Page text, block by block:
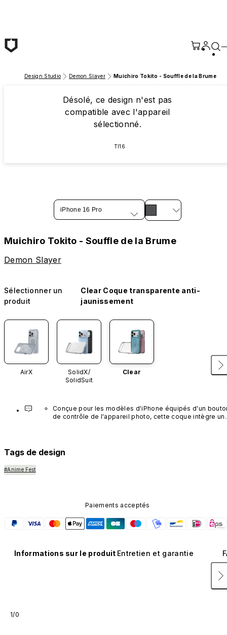
Design Studio Demon Slayer Muichiro Tokito - Souffle de la Brume
Désolé, ce design n'est pas
compatible avec l'appareil
sélectionné.
TI16
iPhone 16 Pro
Muichiro Tokito - Souffle de la Brume
Demon Slayer
Sélectionner un
produit
Clear Coque transparente anti-
jaunissement
AirX
SolidX/
SolidSuit
Clear
Conçue pour les modèles d'iPhone équipés d'un
de contrôle de l'appareil photo, cette coque intègre un
Tags de design
#Anime Fest
Paiements acceptés
Informations sur le produit Entretien et garantie
1/0